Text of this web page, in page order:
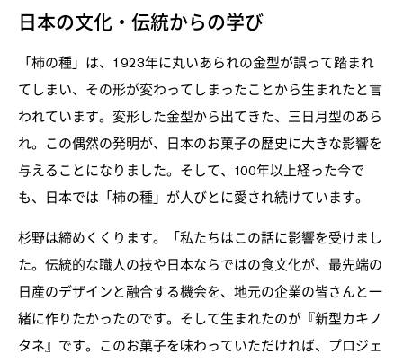
日本の文化・伝統からの学び
「柿の種」は、1923年に丸いあられの金型が誤って踏まれ
てしまい、その形が変わってしまったことから生まれたと言
われています。変形した金型から出てきた、三日月型のあら
れ。この偶然の発明が、日本のお菓子の歴史に大きな影響を
与えることになりました。そして、100年以上経った今で
も、日本では「柿の種」が人びとに愛され続けています。
杉野は締めくくります。「私たちはこの話に影響を受けまし
た。伝統的な職人の技や日本ならではの食文化が、最先端の
日産のデザインと融合する機会を、地元の企業の皆さんと一
緒に作りたかったのです。そして生まれたのが『新型カキノ
タネ』です。このお菓子を味わっていただければ、プロジェ